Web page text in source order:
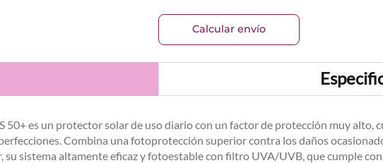
Calcular envío
50+ es un protector solar de uso diario con un factor de protección muy alto,
Combina una fotoprotección superior contra los daños
sistema altamente eficaz y fotoestable con filtro UVA/UVB, que cumple